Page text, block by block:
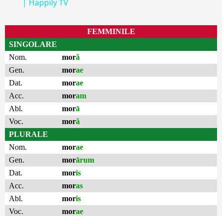
| Happily TV
FEMMINILE
SINGOLARE
Nom.
moră
Gen.
morae
Dat.
morae
Acc.
moram
Abl.
morā
Voc.
moră
PLURALE
Nom.
morae
Gen.
morārum
Dat.
moris
Acc.
moras
Abl.
moris
Voc.
morae